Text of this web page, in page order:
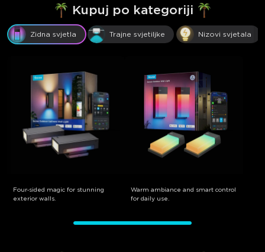
Kupuj po kategoriji
Zidna svjetla Trajne svjetiljke Nizovi svjetala
Four‑sided magic for stunning
exterior walls.
Warm ambiance and smart control
for daily use.